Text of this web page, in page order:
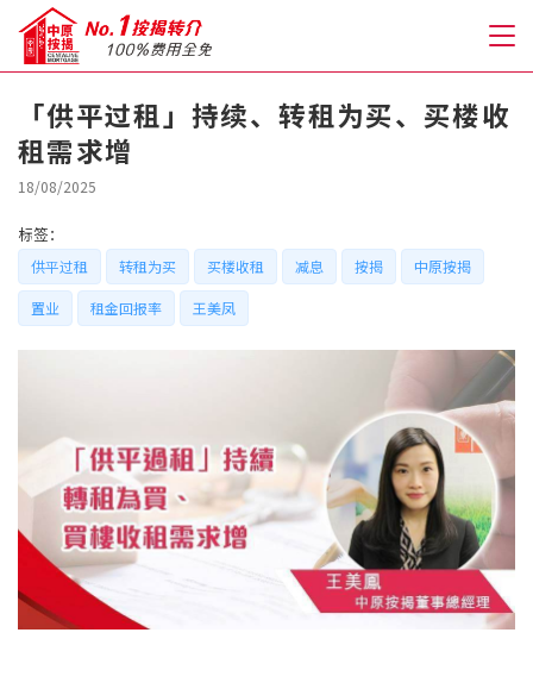
关于我们
人才房贷・开户优惠
免费房贷转介服务
私人贷款
优惠礼遇
新盘优越按揭优惠
中原按揭标签优惠
「供平过租」持续、转租为买、买楼收
租需求增
18/08/2025
标签：
供平过租 转租为买 买楼收租 减息 按揭 中原按揭
置业 租金回报率 王美凤